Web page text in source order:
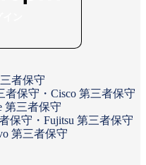
者保守
者保守
Cisco 第三者保守
第三者保守
保守
Fujitsu 第三者保守
第三者保守